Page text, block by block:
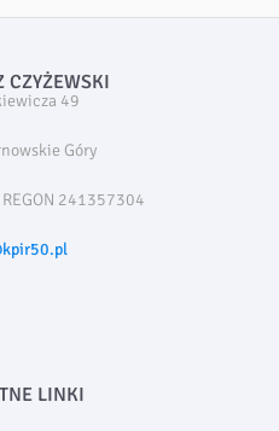
CZYŻEWSKI
49
Góry
241357304
LINKI